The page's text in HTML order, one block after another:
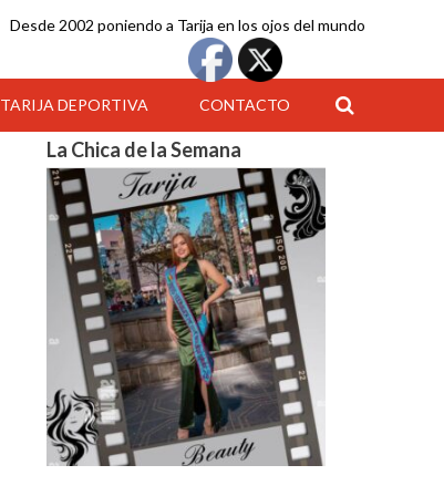
Desde 2002 poniendo a Tarija en los ojos del mundo
TARIJA DEPORTIVA CONTACTO
01:00 02:00 03:00 04:00 05:00
La Chica de la Semana